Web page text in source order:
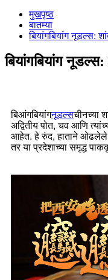
मुखपृष्ठ
बातम्या
बियांगबियांग नूडल्स:
बियांगबियांग
बिआंगबियांगनूडल्सचीनच्या
अद्वितीय पोत, चव आणि
आहेत. हे रुंद, हाताने ओढलेले
तर या प्रदेशाच्या समृद्ध